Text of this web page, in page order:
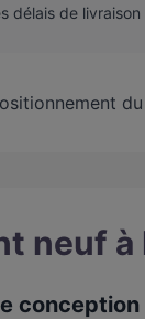
délais de livraison
neuf